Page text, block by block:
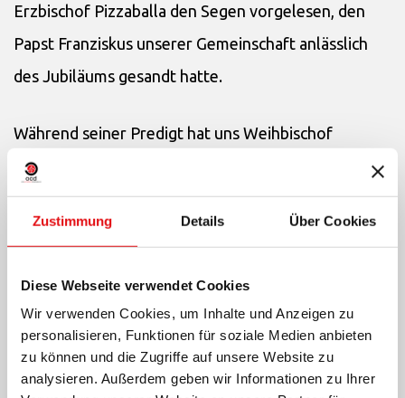
Zustimmung Details Über Cookies
Diese Webseite verwendet Cookies
Wir verwenden Cookies, um Inhalte und Anzeigen zu
personalisieren, Funktionen für soziale Medien anbieten
zu können und die Zugriffe auf unsere Website zu
analysieren. Außerdem geben wir Informationen zu Ihrer
Erzbischof Pizzaballa den Segen vorgelesen, den
Papst Franziskus unserer Gemeinschaft anlässlich
des Jubiläums gesandt hatte.
Während seiner Predigt hat uns Weihbischof
Marcuzzo an die biblische Bedeutung eines
Jubiläums erinnert. Gemäß dem Buch Levitikus, ist
ein Jubiläum eine Zeit der Erholung, nicht jedoch um
zurückzukehren, das heißt also, um ganz zu Gotte
zurückzukehren. Was sind unsere Wurzeln? Er hat
uns an unseren Ordensursprung hier amWadi’ain es-
Siah
erinnert: „
Die Karmeliten und Karmelitinnen